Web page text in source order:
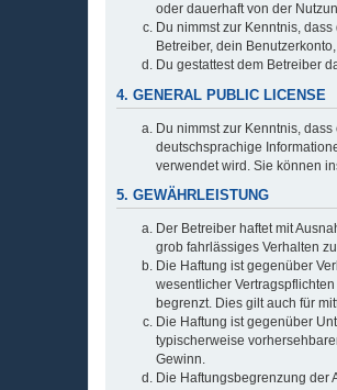
oder dauerhaft von der
Du nimmst zur Kenntnis,
Betreiber, dein
Du gestattest dem Betreiber
4. GENERAL PUBLIC LICENSE
Du nimmst zur Kenntnis, dass
deutschsprachige
verwendet wird. Sie können
5. GEWÄHRLEISTUNG
Der Betreiber haftet mit
grob fahrlässiges Verhalten
Die Haftung ist gegenüber
wesentlicher
begrenzt. Dies gilt auch für
Die Haftung ist gegenüber
typischerweise
Gewinn.
Die Haftungsbegrenzung der